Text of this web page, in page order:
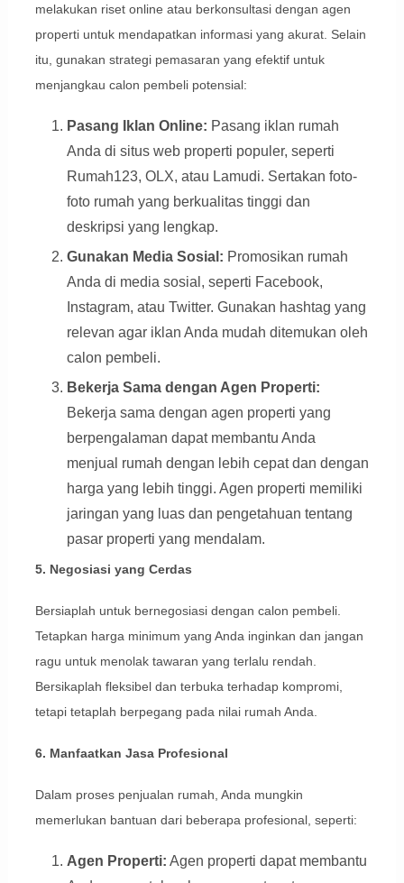
melakukan riset online atau berkonsultasi dengan agen
properti untuk mendapatkan informasi yang akurat. Selain
itu, gunakan strategi pemasaran yang efektif untuk
menjangkau calon pembeli potensial:
Pasang Iklan Online: Pasang iklan rumah
Anda di situs web properti populer, seperti
Rumah123, OLX, atau Lamudi. Sertakan foto-
foto rumah yang berkualitas tinggi dan
deskripsi yang lengkap.
Gunakan Media Sosial: Promosikan rumah
Anda di media sosial, seperti Facebook,
Instagram, atau Twitter. Gunakan hashtag yang
relevan agar iklan Anda mudah ditemukan oleh
calon pembeli.
Bekerja Sama dengan Agen Properti:
Bekerja sama dengan agen properti yang
berpengalaman dapat membantu Anda
menjual rumah dengan lebih cepat dan dengan
harga yang lebih tinggi. Agen properti memiliki
jaringan yang luas dan pengetahuan tentang
pasar properti yang mendalam.
5. Negosiasi yang Cerdas
Bersiaplah untuk bernegosiasi dengan calon pembeli.
Tetapkan harga minimum yang Anda inginkan dan jangan
ragu untuk menolak tawaran yang terlalu rendah.
Bersikaplah fleksibel dan terbuka terhadap kompromi,
tetapi tetaplah berpegang pada nilai rumah Anda.
6. Manfaatkan Jasa Profesional
Dalam proses penjualan rumah, Anda mungkin
memerlukan bantuan dari beberapa profesional, seperti:
Agen Properti: Agen properti dapat membantu